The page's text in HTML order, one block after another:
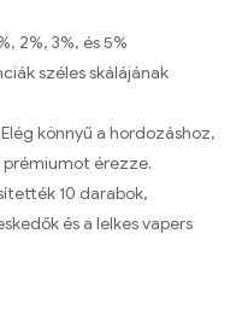
2%, 3%, és 5%
széles skálájának
könnyű a hordozáshoz,
prémiumot érezze.
10 darabok,
és a lelkes vapers